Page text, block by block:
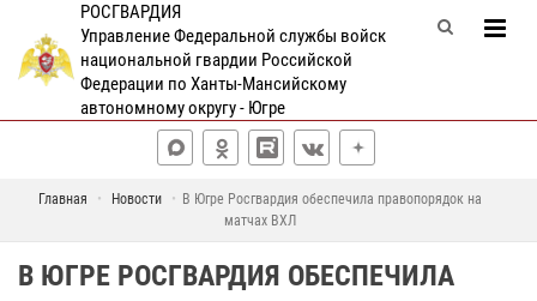
РОСГВАРДИЯ
Управление Федеральной службы войск
национальной гвардии Российской
Федерации по Ханты-Мансийскому
автономному округу - Югре
Главная Новости
В Югре Росгвардия обеспечила правопорядок на
матчах ВХЛ
В ЮГРЕ РОСГВАРДИЯ ОБЕСПЕЧИЛА